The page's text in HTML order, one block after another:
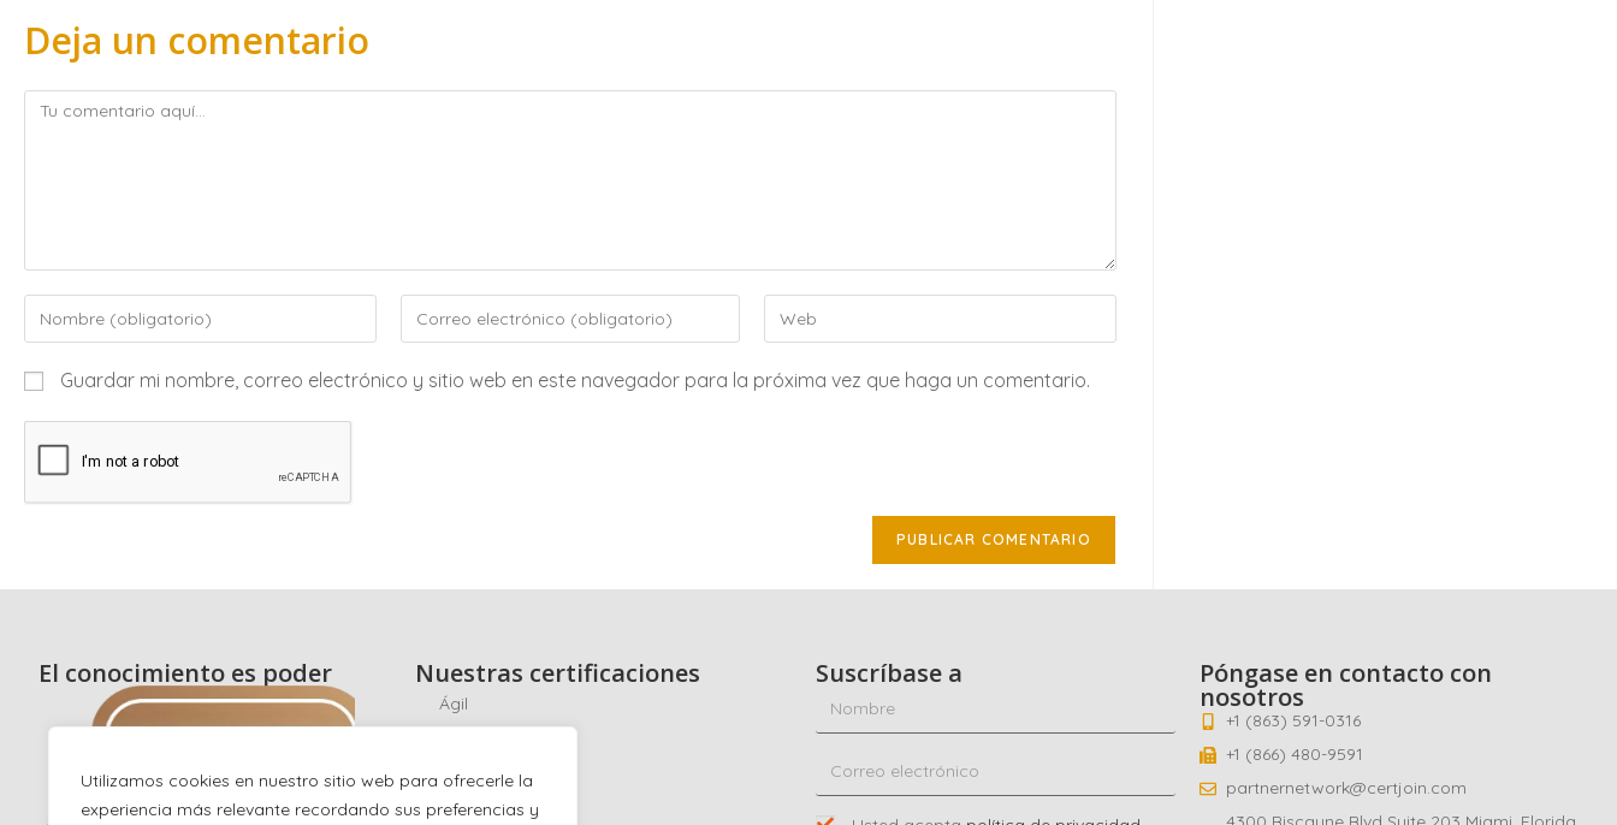
Utilizamos cookies en nuestro sitio web para ofrecerle la
experiencia más relevante recordando sus preferencias y
Deja un comentario
Guardar mi nombre, correo electrónico y sitio web en este navegador para la próxima vez que haga un comentario.
El conocimiento es poder Nuestras certificaciones
Ágil
Ciberseguridad
Hacking ético
Suscríbase a Póngase en contacto con
nosotros
+1 (863) 591-0316
+1 (866) 480-9591
partnernetwork@certjoin.com